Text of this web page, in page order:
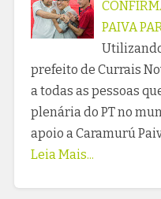
PAIVA
prefeito de Currais
a todas as pessoas
plenária do PT no
apoio a Caramurú
Leia Mais...